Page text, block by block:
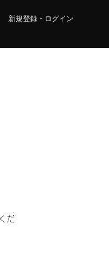
新規登録・ログイン
だ